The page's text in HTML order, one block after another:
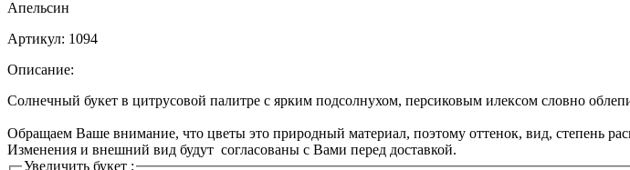
Апельсин
Артикул: 1094
Описание:
Солнечный букет в цитрусовой палитре с ярким подсолнухом, персиковым илексом словно
Обращаем Ваше внимание, что цветы это природный материал, поэтому оттенок, вид, степень
Изменения и внешний вид будут согласованы с Вами перед доставкой.
Увеличить букет :